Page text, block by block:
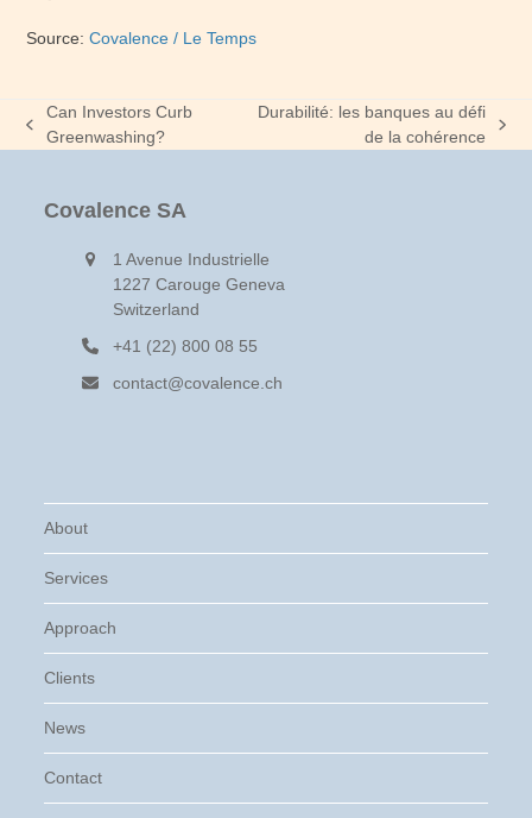
Source:Covalence / Le Temps
previous
Can Investors Curb
Greenwashing?
Durabilité: les banques au défi
de la cohérence
Covalence SA
1 Avenue Industrielle
1227 Carouge Geneva
Switzerland
+41 (22) 800 08 55
contact@covalence.ch
About
Services
Approach
Clients
News
Contact